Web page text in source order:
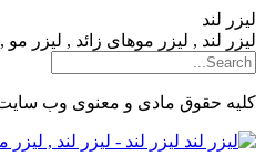
لیزر لند
لیزر لند , لیزر موهای زائد , لیزر
کلیه حقوق مادی و معنوی وب سایت
لیزر لند - لیزر لند ,